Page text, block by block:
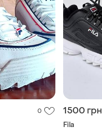
0 1500 грн
Fila